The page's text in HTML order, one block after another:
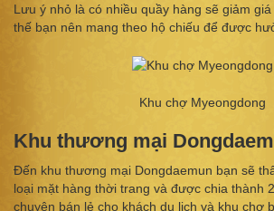
Lưu ý nhỏ là có nhiều quầy hàng sẽ giảm
thế bạn nên mang theo hộ chiếu để được
Khu chợ Myeongdong
Khu thương mại
Đến khu thương mại Dongdaemun bạn sẽ
loại mặt hàng thời trang và được chia thành
chuyên bán lẻ cho khách du lịch và khu chợ